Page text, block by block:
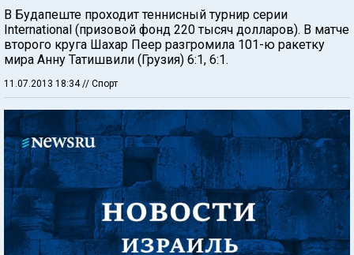
В Будапеште проходит теннисный турнир серии
International (призовой фонд 220 тысяч долларов). В матче
второго круга Шахар Пеер разгромила 101-ю ракетку
мира Анну Татишвили (Грузия) 6:1, 6:1.
11.07.2013 18:34// Спорт